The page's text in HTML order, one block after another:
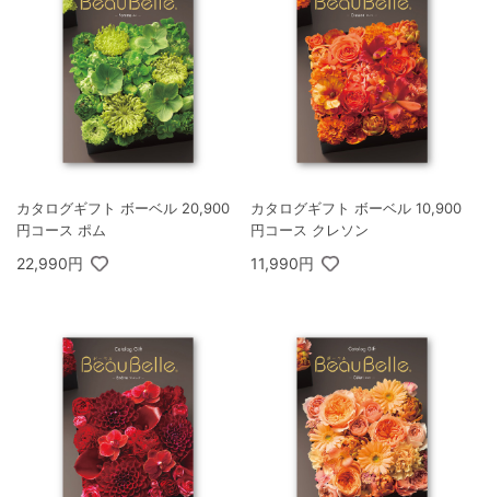
カタログギフト ボーベル 20,900
円コース ポム
22,990円
カタログギフト ボーベル 10,900
円コース クレソン
11,990円